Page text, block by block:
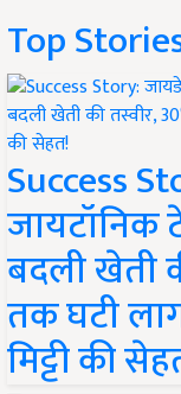
Top
Success
जायटॉनिक
बदली खेती
तक घटी
मिट्टी की